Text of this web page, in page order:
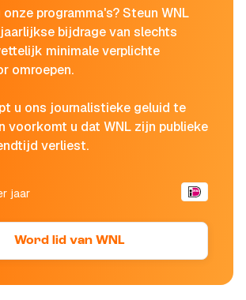
onze programma's? Steun WNL
bijdrage van slechts
minimale verplichte
omroepen.
u ons journalistieke geluid te
voorkomt u dat WNL zijn publieke
verliest.
jaar
Word lid van WNL